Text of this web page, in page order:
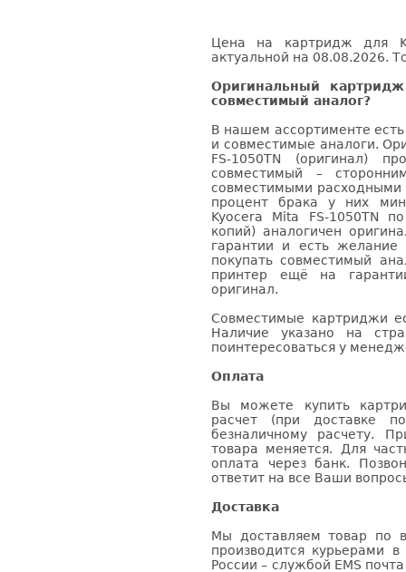
Цена на картридж для
актуальной на 08.08.2026.
Оригинальный
совместимый аналог?
В нашем ассортименте
и совместимые аналоги.
FS-1050TN (оригинал)
совместимый –
совместимыми расходными
процент брака у них
Kyocera Mita FS-1050TN
копий) аналогичен
гарантии и есть
покупать совместимый
принтер ещё на
оригинал.
Совместимые картриджи
Наличие указано на
поинтересоваться у
Оплата
Вы можете купить
расчет (при доставке
безналичному расчету.
товара меняется. Для
оплата через банк.
ответит на все Ваши
Доставка
Мы доставляем товар по
производится курьерами
России – службой EMS